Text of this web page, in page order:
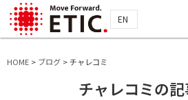
EN
HOME > ブログ >チャレコミ
チャレコミの